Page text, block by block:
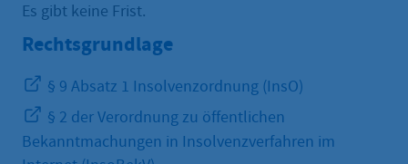
Es gibt keine Frist.
Rechtsgrundlage
§ 9 Absatz 1 Insolvenzordnung (InsO)
§ 2 der Verordnung zu öffentlichen
Bekanntmachungen in Insolvenzverfahren im